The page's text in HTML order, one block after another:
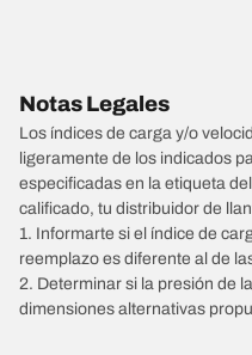
Notas Legales
Los índices de carga y/o
ligeramente de los indicados
especificadas en la etiqueta
calificado, tu distribuidor de
1. Informarte si el índice de
reemplazo es diferente al de
2. Determinar si la presión de
dimensiones alternativas